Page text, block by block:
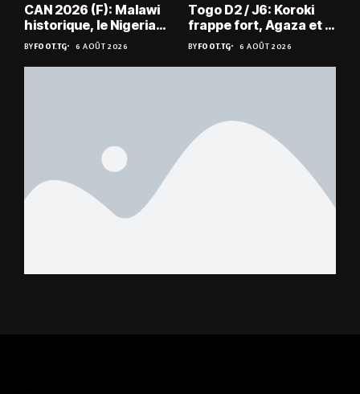
CAN 2026 (F): Malawi
historique, le Nigeria
sauvé, la Zambie
éliminée
BYFOOT.TG 6 AOÛT 2026
Togo D2 / J6: Koroki
frappe fort, Agaza et la
JCA assurent,
suspense avant Sara
FC – Doumbé FC
BYFOOT.TG 6 AOÛT 2026